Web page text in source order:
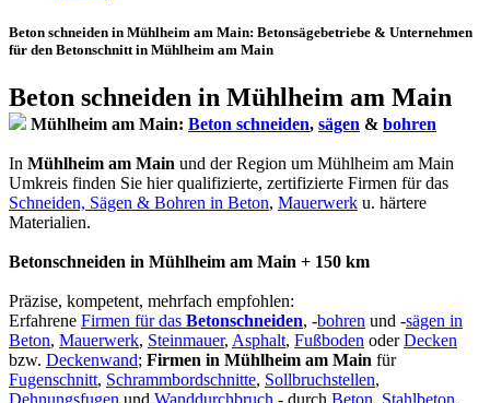
Beton schneiden in Mühlheim am Main: Betonsägebetriebe & Unternehmen
für den Betonschnitt in Mühlheim am Main
Beton schneiden in Mühlheim am Main
Mühlheim am Main: Beton schneiden, sägen & bohren
In Mühlheim am Main und der Region um Mühlheim am Main
Umkreis finden Sie hier qualifizierte, zertifizierte Firmen für das
Schneiden, Sägen & Bohren in Beton, Mauerwerk u. härtere
Materialien.
Betonschneiden in Mühlheim am Main + 150 km
Präzise, kompetent, mehrfach empfohlen:
Erfahrene Firmen für das Betonschneiden, -bohren und -sägen in
Beton, Mauerwerk, Steinmauer, Asphalt, Fußboden oderDecken
bzw. Deckenwand; Firmen in Mühlheim am Main für
Fugenschnitt, Schrammbordschnitte, Sollbruchstellen,